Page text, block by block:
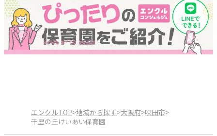
エンクルTOP>地域から探す>大阪府>吹田市>
千里の丘けいあい保育園